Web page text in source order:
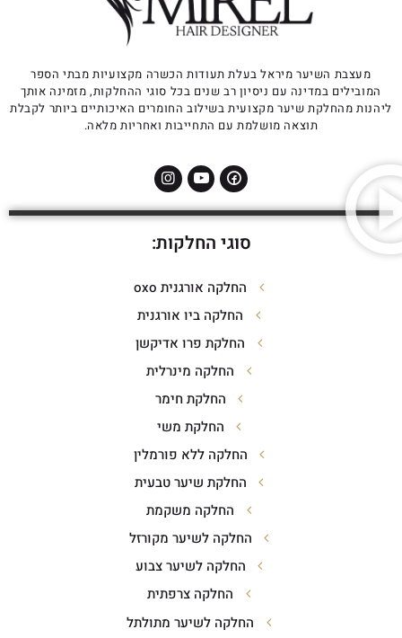
מעצבת השיער מיראל בעלת תעודות הכשרה מקצועיות מבתי הספר
המובילים במדינה עם ניסיון רב שנים בכל סוגי ההחלקות, מזמינה אותך
ליהנות מהחלקת שיער מקצועית בשילוב החומרים האיכותיים ביותר לקבלת
תוצאה מושלמת עם התחייבות ואחריות מלאה.
סוגי החלקות:
החלקה אורגנית oxo
החלקה ביו אורגנית
החלקת פרו אדיקשן
החלקה מינרלית
החלקת חימר
החלקת משי
החלקה ללא פורמלין
החלקת שיער טבעית
החלקה משקמת
החלקה לשיער מקורזל
החלקה לשיער צבוע
החלקה צרפתית
החלקה לשיער מתולתל